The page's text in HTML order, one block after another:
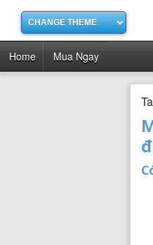
Home Mua Ngay